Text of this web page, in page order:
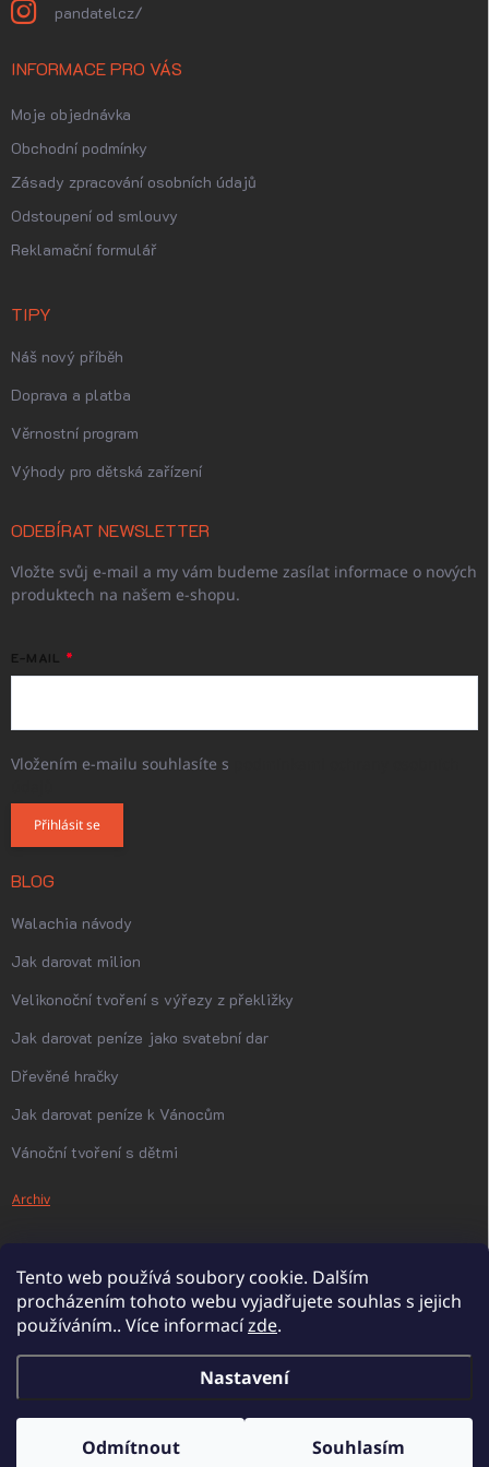
Tento web používá soubory cookie. Dalším
procházením tohoto webu vyjadřujete souhlas s jejich
používáním.. Více informacízde.
Nastavení
Odmítnout Souhlasím
pandatelcz/
INFORMACE PRO VÁS
Moje objednávka
Obchodní podmínky
Zásady zpracování osobních údajů
Odstoupení od smlouvy
Reklamační formulář
TIPY
Náš nový příběh
Doprava a platba
Věrnostní program
Výhody pro dětská zařízení
ODEBÍRAT NEWSLETTER
Vložte svůj e-mail a my vám budeme zasílat informace o nových
produktech na našem e-shopu.
E-MAIL
Vložením e-mailu souhlasíte s
Přihlásit se
BLOG
Walachia návody
Jak darovat milion
Velikonoční tvoření s výřezy z překližky
Jak darovat peníze jako svatební dar
Dřevěné hračky
Jak darovat peníze k Vánocům
Vánoční tvoření s dětmi
Archiv
Copyright 2026PanDatel. Všechna práva vyhrazena.Upravit nastavení